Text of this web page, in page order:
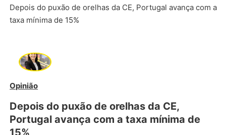
Depois do puxão de orelhas da CE, Portugal avança com a
taxa mínima de 15%
Opinião
Depois do puxão de orelhas da CE,
Portugal avança com a taxa mínima de
15%